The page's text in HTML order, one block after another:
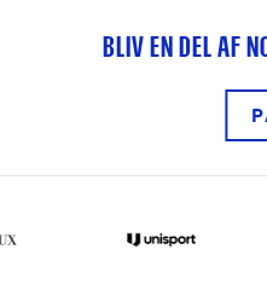
BLIV EN DEL AF